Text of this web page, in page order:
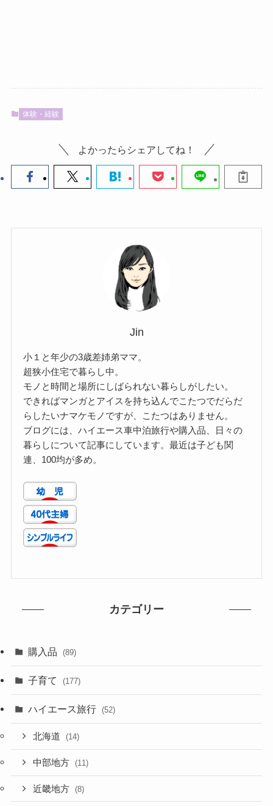
体験・経験
よかったらシェアしてね！
Jin
小１と年少の3歳差姉弟ママ。
超狭小住宅で暮らし中。
モノと時間と場所にしばられない暮らしがしたい。
できればマンガとアイスを持ち込んでこたつでだらだ
らしたいナマケモノですが、こたつはありません。
ブログには、ハイエース車中泊旅行や購入品、日々の
暮らしについて記事にしています。最近は子ども関
連、100均が多め。
カテゴリー
購入品 (89)
子育て (177)
ハイエース旅行 (52)
北海道 (14)
中部地方 (11)
近畿地方 (8)